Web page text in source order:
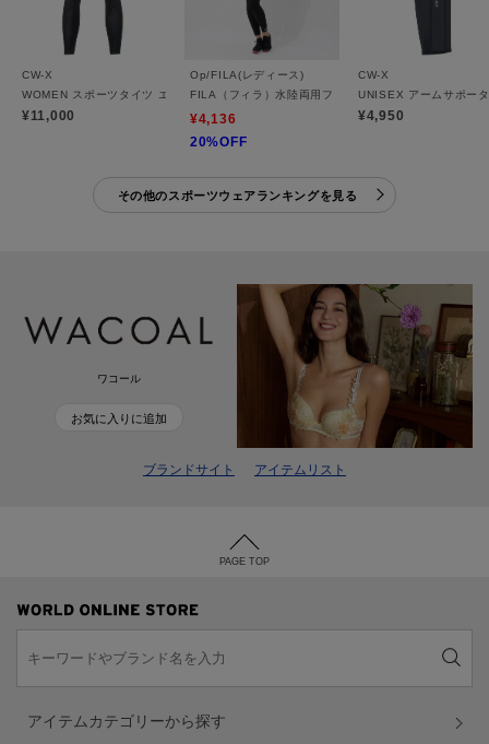
CW-X
WOMEN スポーツタイツ エキスパートモデル3．0 吸汗速乾 HXY499
¥11,000
Op/FILA(レディース)
FILA（フィラ）水陸両用フィットネスウェア 3点セット
¥4,136
20%OFF
CW-X
UNISEX アームサポー
¥4,950
その他のスポーツウェアランキングを見る
ワコール
お気に入りに追加
ブランドサイト アイテムリスト
PAGE TOP
アイテムカテゴリーから探す